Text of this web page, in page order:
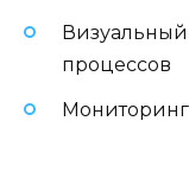
Визуальный
процессов